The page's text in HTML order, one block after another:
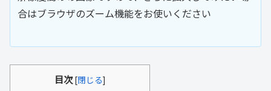
合はブラウザのズーム機能をお使いください
目次 [閉じる]